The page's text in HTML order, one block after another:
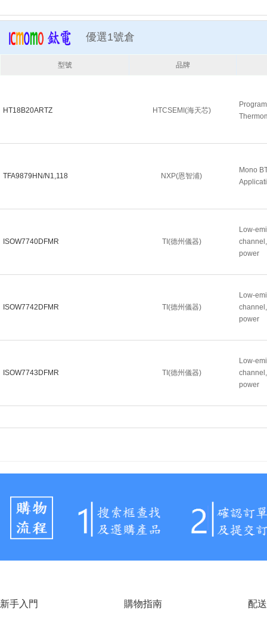
優選1號倉
型號 品牌
HT18B20ARTZ HTCSEMI(海天芯)
TFA9879HN/N1,118 NXP(恩智浦)
Mono
ISOW7740DFMR TI(德州儀器)
Low-
power
ISOW7742DFMR TI(德州儀器)
Low-
power
ISOW7743DFMR TI(德州儀器)
Low-
power
新手入門 購物指南 配